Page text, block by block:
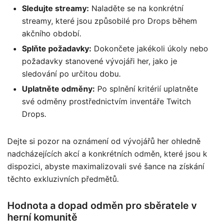
Sledujte streamy: Naladěte se na konkrétní
streamy, které jsou způsobilé pro Drops během
akčního období.
Splňte požadavky: Dokončete jakékoli úkoly nebo
požadavky stanovené vývojáři her, jako je
sledování po určitou dobu.
Uplatněte odměny: Po splnění kritérií uplatněte
své odměny prostřednictvím inventáře Twitch
Drops.
Dejte si pozor na oznámení od vývojářů her ohledně
nadcházejících akcí a konkrétních odměn, které jsou k
dispozici, abyste maximalizovali své šance na získání
těchto exkluzivních předmětů.
Hodnota a dopad odměn pro sběratele v
herní komunitě